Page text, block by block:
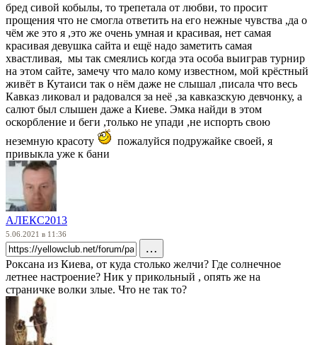
бред сивой кобылы, то трепетала от любви, то просит
прощения что не смогла ответить на его нежные чувства ,да о
чём же это я ,это же очень умная и красивая, нет самая
красивая девушка сайта и ещё надо заметить самая
хвастливая, мы так смеялись когда эта особа выиграв турнир
на этом сайте, замечу что мало кому известном, мой крёстный
живёт в Кутаиси так о нём даже не слышал ,писала что весь
Кавказ ликовал и радовался за неё ,за кавказскую девчонку, а
салют был слышен даже а Киеве. Эмка найди в этом
оскорбление и беги ,только не упади ,не испорть свою
неземную красоту
пожалуйся подружайке своей, я
привыкла уже к бани
АЛЕКС2013
5.06.2021 в 11:36
…
Роксана из Киева, от куда столько желчи? Где солнечное
летнее настроение? Ник у прикольный , опять же на
страничке волки злые. Что не так то?